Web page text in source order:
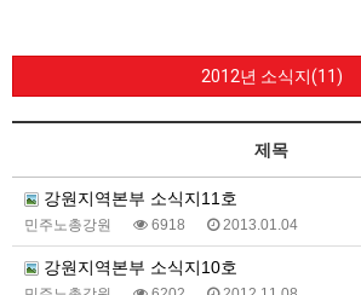
2012년 소식지(11)
제목
강원지역본부 소식지11호
민주노총강원 6918 2013.01.04
강원지역본부 소식지10호